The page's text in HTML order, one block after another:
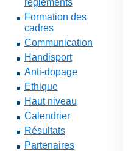
règlements
Formation des
cadres
Communication
Handisport
Anti-dopage
Ethique
Haut niveau
Calendrier
Résultats
Partenaires